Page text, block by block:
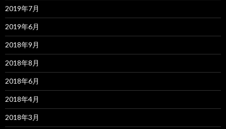
2019年7月
2019年6月
2018年9月
2018年8月
2018年6月
2018年4月
2018年3月